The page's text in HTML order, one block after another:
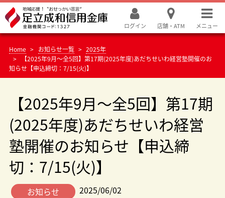
ログイン 店舗・ATM メニュー
Home お知らせ一覧
2025年
【2025年9月～全5回】第17期(2025年度)あだちせいわ経営塾開催のお
知らせ【申込締切：7/15(火)】
【2025年9月～全5回】第17期
(2025年度)あだちせいわ経営
塾開催のお知らせ【申込締
切：7/15(火)】
お知らせ 2025/06/02